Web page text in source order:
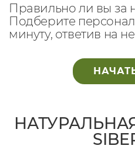
Правильно ли вы за
Подберите
минуту, ответив на